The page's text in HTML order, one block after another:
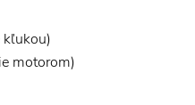
kľukou)
motorom)